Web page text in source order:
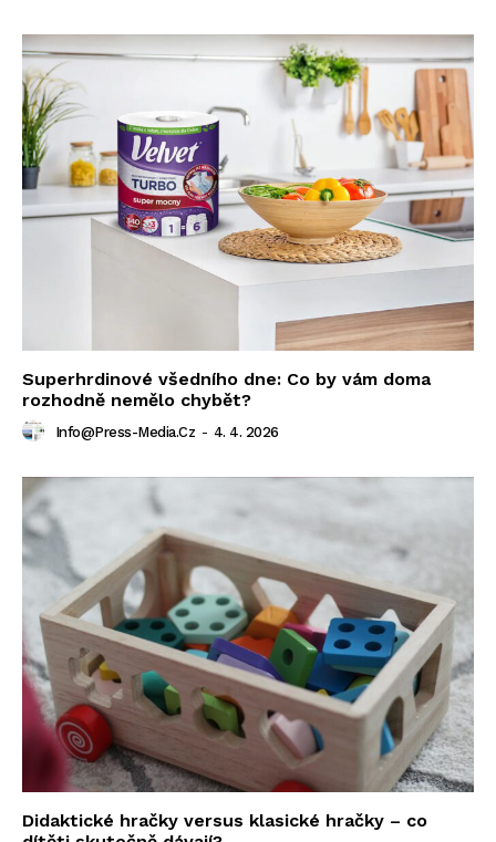
Superhrdinové všedního dne: Co by vám doma
rozhodně nemělo chybět?
Info@press-Media.cz - 4. 4. 2026
Didaktické hračky versus klasické hračky – co